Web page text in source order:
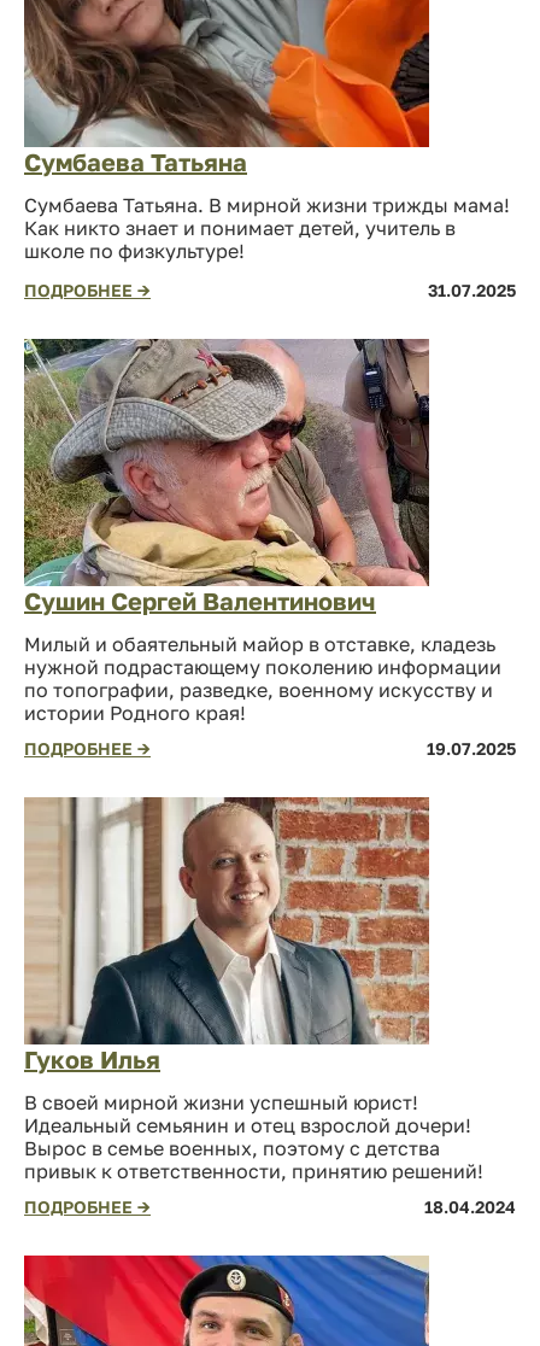
Сумбаева Татьяна
Сумбаева Татьяна. В мирной жизни трижды мама!
Как никто знает и понимает детей, учитель в
школе по физкультуре!
ПОДРОБНЕЕ → 31.07.2025
Сушин Сергей Валентинович
Милый и обаятельный майор в отставке, кладезь
нужной подрастающему поколению информации
по топографии, разведке, военному искусству и
истории Родного края!
ПОДРОБНЕЕ → 19.07.2025
Гуков Илья
В своей мирной жизни успешный юрист!
Идеальный семьянин и отец взрослой дочери!
Вырос в семье военных, поэтому с детства
привык к ответственности, принятию решений!
ПОДРОБНЕЕ → 18.04.2024